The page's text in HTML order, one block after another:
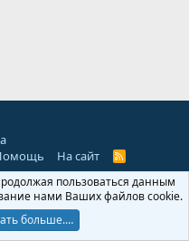
На сайт
R
S
пользоваться данным
нами Ваших файлов cookie.
больше.…